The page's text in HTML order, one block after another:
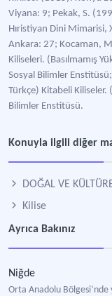
Viyana: 9; Pekak, S.
Hıristiyan Dini Mimarisi,
Ankara: 27; Kocaman,
Kiliseleri. (Basılmamış
Sosyal Bilimler
Türkçe) Kitabeli Kiliseler.
Bilimler Enstitüsü.
Konuyla ilgili diğer
DOĞAL VE
Kilise
Ayrıca Bakınız
Niğde
Orta Anadolu Bölgesi’nde